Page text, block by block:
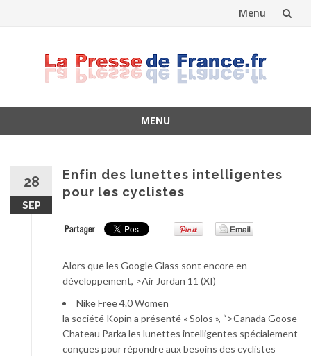
Menu
MENU
28
SEP
Enfin des lunettes intelligentes
pour les cyclistes
Alors que les Google Glass sont encore en
développement, >Air Jordan 11 (XI)
Nike Free 4.0 Women
la société Kopin a présenté « Solos », “>Canada Goose
Chateau Parka les lunettes intelligentes spécialement
conçues pour répondre aux besoins des cyclistes